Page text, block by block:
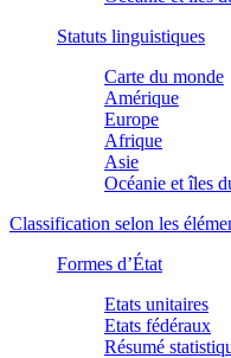
Statuts linguistiques
Carte du monde
Amérique
Europe
Afrique
Asie
Océanie et îles
Classification selon les
Formes d’État
Etats unitaires
Etats fédéraux
Résumé